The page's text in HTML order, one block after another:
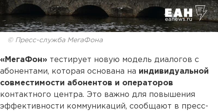
© Пресс-служба МегаФона
«МегаФон» тестирует новую модель диалогов с
абонентами, которая основана на индивидуальной
совместимости абонентов и операторов
контактного центра. Это важно для повышения
эффективности коммуникаций, сообщают в пресс-